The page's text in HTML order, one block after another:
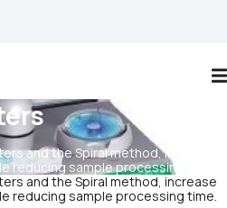
and the Spiral method, increase
reducing sample processing time.
and the Spiral method, increase
reducing sample processing time.